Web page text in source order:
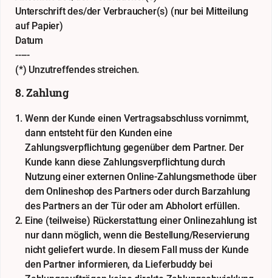
Unterschrift des/der Verbraucher(s) (nur bei Mitteilung
auf Papier)
Datum
-----
(*) Unzutreffendes streichen.
8. Zahlung
Wenn der Kunde einen Vertragsabschluss vornimmt,
dann entsteht für den Kunden eine
Zahlungsverpflichtung gegenüber dem Partner. Der
Kunde kann diese Zahlungsverpflichtung durch
Nutzung einer externen Online-Zahlungsmethode über
dem Onlineshop des Partners oder durch Barzahlung
des Partners an der Tür oder am Abholort erfüllen.
Eine (teilweise) Rückerstattung einer Onlinezahlung ist
nur dann möglich, wenn die Bestellung/Reservierung
nicht geliefert wurde. In diesem Fall muss der Kunde
den Partner informieren, da Lieferbuddy bei